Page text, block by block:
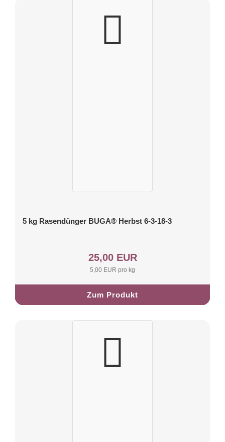
5 kg Rasendünger BUGA® Herbst 6-3-18-3
25,00 EUR
5,00 EUR pro kg
Zum Produkt